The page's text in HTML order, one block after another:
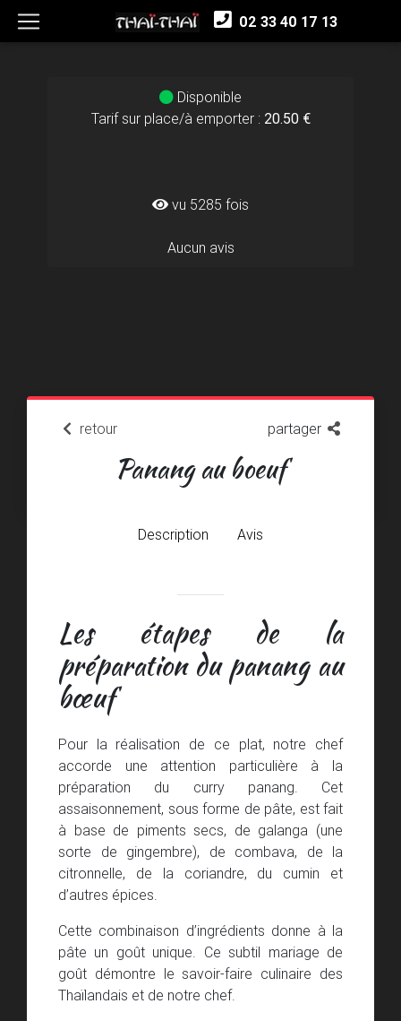
02 33 40 17 13
Disponible
Tarif sur place/à emporter : 20.50 €
vu 5285 fois
Aucun avis
retour partager
Panang au boeuf
Description Avis
Les étapes de la
préparation du panang au
bœuf
Pour la réalisation de ce plat, notre chef
accorde une attention particulière à la
préparation du curry panang. Cet
assaisonnement, sous forme de pâte, est fait
à base de piments secs, de galanga (une
sorte de gingembre), de combava, de la
citronnelle, de la coriandre, du cumin et
d’autres épices.
Cette combinaison d’ingrédients donne à la
pâte un goût unique. Ce subtil mariage de
goût démontre le savoir-faire culinaire des
Thaïlandais et de notre chef.